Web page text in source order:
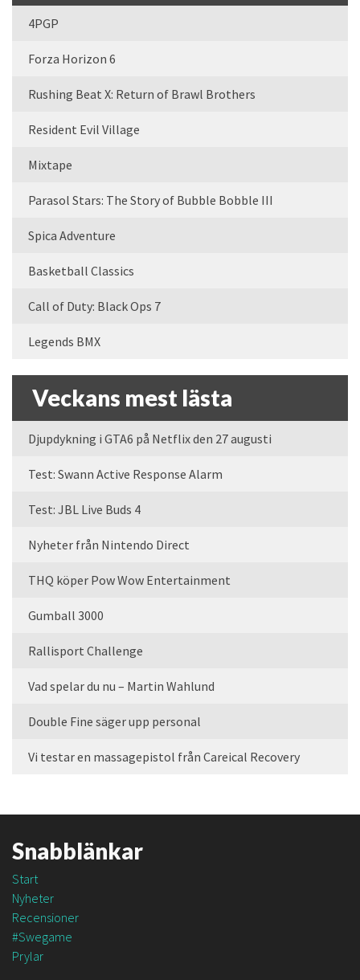
4PGP
Forza Horizon 6
Rushing Beat X: Return of Brawl Brothers
Resident Evil Village
Mixtape
Parasol Stars: The Story of Bubble Bobble III
Spica Adventure
Basketball Classics
Call of Duty: Black Ops 7
Legends BMX
Veckans mest lästa
Djupdykning i GTA6 på Netflix den 27 augusti
Test: Swann Active Response Alarm
Test: JBL Live Buds 4
Nyheter från Nintendo Direct
THQ köper Pow Wow Entertainment
Gumball 3000
Rallisport Challenge
Vad spelar du nu – Martin Wahlund
Double Fine säger upp personal
Vi testar en massagepistol från Careical Recovery
Snabblänkar
Start
Nyheter
Recensioner
#Swegame
Prylar